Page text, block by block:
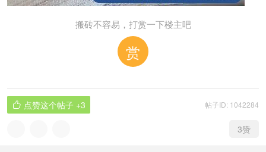
搬砖不容易，打赏一下楼主吧
赏
帖子ID: 1042284
 点赞这个帖子 +3
3赞